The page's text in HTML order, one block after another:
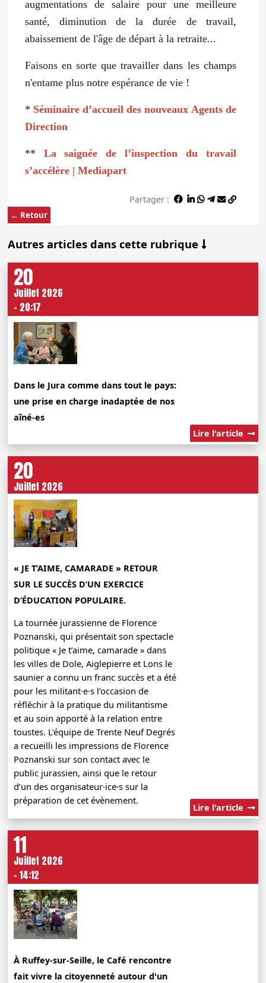
← Retour
augmentations de salaire pour une meilleure
santé, diminution de la durée de travail,
abaissement de l'âge de départ à la retraite...
Faisons en sorte que travailler dans les champs
n'entame plus notre espérance de vie !
* Séminaire d’accueil des nouveaux Agents de
Direction
**
La saignée de l’inspection du travail
s’accélère | Mediapart
Partager :
Autres articles dans cette rubrique
20
Juillet 2026
- 20:17
Dans le Jura comme dans tout le pays:
une prise en charge inadaptée de nos
aîné-es
Lire l'article
20
Juillet 2026
« JE T’AIME, CAMARADE » RETOUR
SUR LE SUCCÈS D’UN EXERCICE
D’ÉDUCATION POPULAIRE.
La tournée jurassienne de Florence
Poznanski, qui présentait son spectacle
politique « Je t’aime, camarade » dans
les villes de Dole, Aiglepierre et Lons le
saunier a connu un franc succès et a été
pour les militant·e·s l’occasion de
réfléchir à la pratique du militantisme
et au soin apporté à la relation entre
toustes. L’équipe de Trente Neuf Degrés
a recueilli les impressions de Florence
Poznanski sur son contact avec le
public jurassien, ainsi que le retour
d’un des organisateur·ice·s sur la
préparation de cet évènement.
Lire l'article
11
Juillet 2026
- 14:12
À Ruffey-sur-Seille, le Café rencontre
fait vivre la citoyenneté autour d'un